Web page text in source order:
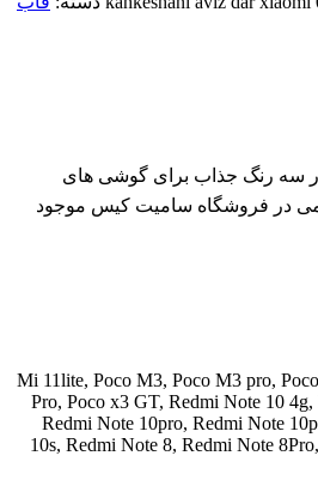
سه رنگ جذاب برای گوشی های
در فروشگاه سامیت کیس موجود
Mi 11lite, Poco M3, Poco M3 pro,
Pro, Poco x3 GT, Redmi Note 10
Redmi Note 10pro, Redmi Note
10s, Redmi Note 8, Redmi Note